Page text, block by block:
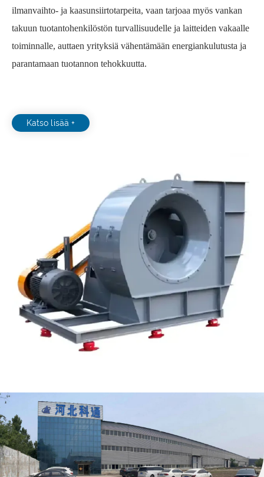
ilmanvaihto- ja kaasunsiirtotarpeita, vaan tarjoaa myös vankan
takuun tuotantohenkilöstön turvallisuudelle ja laitteiden vakaalle
toiminnalle, auttaen yrityksiä vähentämään energiankulutusta ja
parantamaan tuotannon tehokkuutta.
Katso lisää +